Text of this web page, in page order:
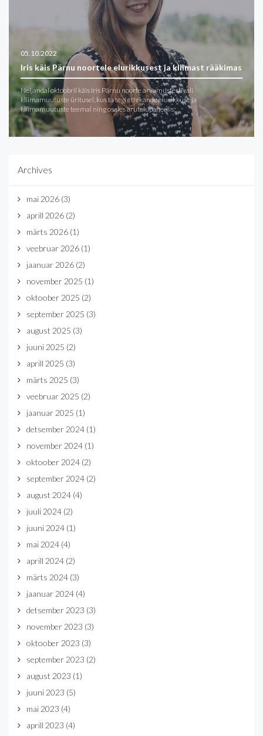
05.10.2022
Iris käis Pärnu noortele elurikkusest ja kliimast rääkimas
Neljandal oktoobril käis Iris Pärnu noorte arvamusfestivali
kliimamuutuste üritusel, kus ta tegi ettekande elurikkuse ja
kliimamuutuste teemal ning osales arutelupaneelis.…
Archives
mai 2026 (3)
aprill 2026 (2)
märts 2026 (1)
veebruar 2026 (1)
jaanuar 2026 (2)
november 2025 (1)
oktoober 2025 (2)
september 2025 (3)
august 2025 (3)
juuni 2025 (2)
aprill 2025 (3)
märts 2025 (3)
veebruar 2025 (2)
jaanuar 2025 (1)
detsember 2024 (1)
november 2024 (1)
oktoober 2024 (2)
september 2024 (2)
august 2024 (4)
juuli 2024 (2)
juuni 2024 (1)
mai 2024 (4)
aprill 2024 (2)
märts 2024 (3)
jaanuar 2024 (4)
detsember 2023 (3)
november 2023 (3)
oktoober 2023 (3)
september 2023 (2)
august 2023 (1)
juuni 2023 (5)
mai 2023 (4)
aprill 2023 (4)